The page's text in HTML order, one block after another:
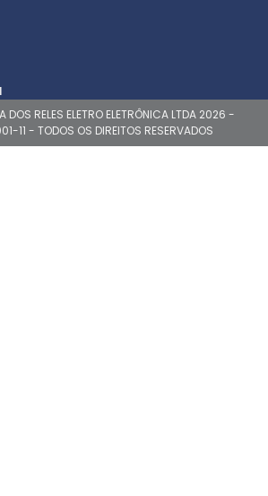
RELES ELETRO ELETRÔNICA LTDA 2026 -
11 - TODOS OS DIREITOS RESERVADOS